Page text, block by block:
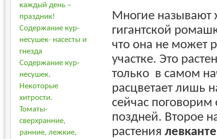
каждый день –
праздник!
Содержание кур-
несушек- насесты и
гнезда
Содержание кур-
несушек.
Некоторые
хитрости.
Томаты-
сверхранние,
ранние, лежкие,
Многие называют
гигантской
что она не может
участке. Это
только в самом
расцветает лишь
сейчас поговорим
поздней. Второе
растения